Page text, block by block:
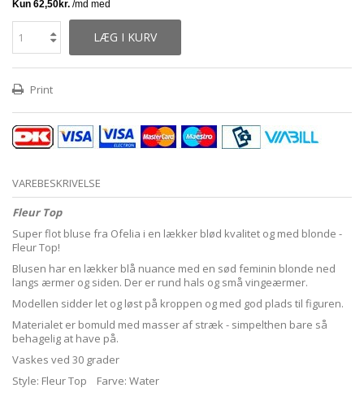
LÆG I KURV
Print
VAREBESKRIVELSE
Fleur Top
Super flot bluse fra Ofelia i en lækker blød kvalitet og med blonde -
Fleur Top!
Blusen har en lækker blå nuance med en sød feminin blonde ned
langs ærmer og siden. Der er rund hals og små vingeærmer.
Modellen sidder let og løst på kroppen og med god plads til figuren.
Materialet er bomuld med masser af stræk - simpelthen bare så
behagelig at have på.
Vaskes ved 30 grader
Style: Fleur Top Farve: Water